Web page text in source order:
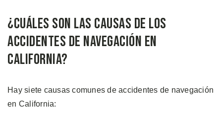
¿Cuáles son las Causas de los
Accidentes de Navegación en
California?
Hay siete causas comunes de accidentes de navegación
en California: